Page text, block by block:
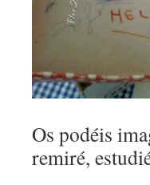
Os podéis
remiré,